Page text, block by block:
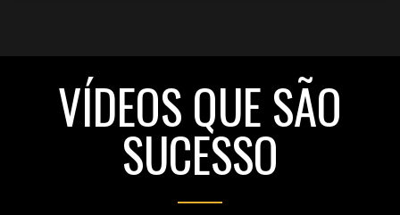
VÍDEOS QUE SÃO
SUCESSO